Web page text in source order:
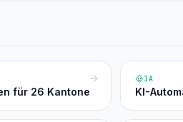
für 26 Kantone
IA
KI-